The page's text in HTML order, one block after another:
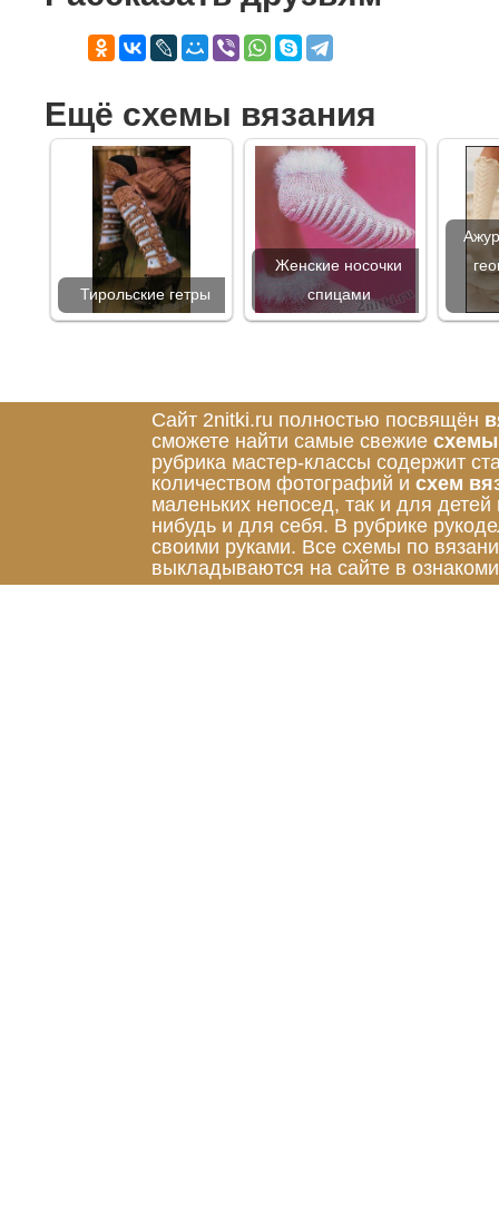
Ещё схемы вязания
Тирольские гетры
Женские носочки
спицами
Сайт 2nitki.ru полностью посвящён
сможете найти самые свежие схемы
рубрика мастер-классы содержит
количеством фотографий и схем
маленьких непосед, так и для
нибудь и для себя. В рубрике
своими руками. Все схемы по
выкладываются на сайте в